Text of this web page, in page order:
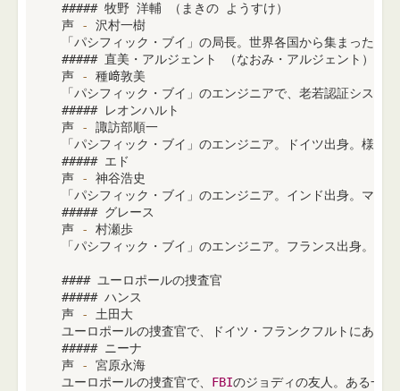
##### 牧野 洋輔 （まきの ようすけ）
声
-
沢村一樹
「パシフィック・ブイ」の局長。世界各国から集まったエ
##### 直美・アルジェント （なおみ・アルジェント）〈
声
-
種﨑敦美
「パシフィック・ブイ」のエンジニアで、老若認証システ
##### レオンハルト
声
-
諏訪部順一
「パシフィック・ブイ」のエンジニア。ドイツ出身。様々
##### エド
声
-
神谷浩史
「パシフィック・ブイ」のエンジニア。インド出身。マイ
##### グレース
声
-
村瀬歩
「パシフィック・ブイ」のエンジニア。フランス出身。気
#### ユーロポールの捜査官
##### ハンス
声
-
土田大
ユーロポールの捜査官で、ドイツ・フランクフルトにある
##### ニーナ
声
-
宮原永海
ユーロポールの捜査官で、 FBIのジョディの友人。ある一